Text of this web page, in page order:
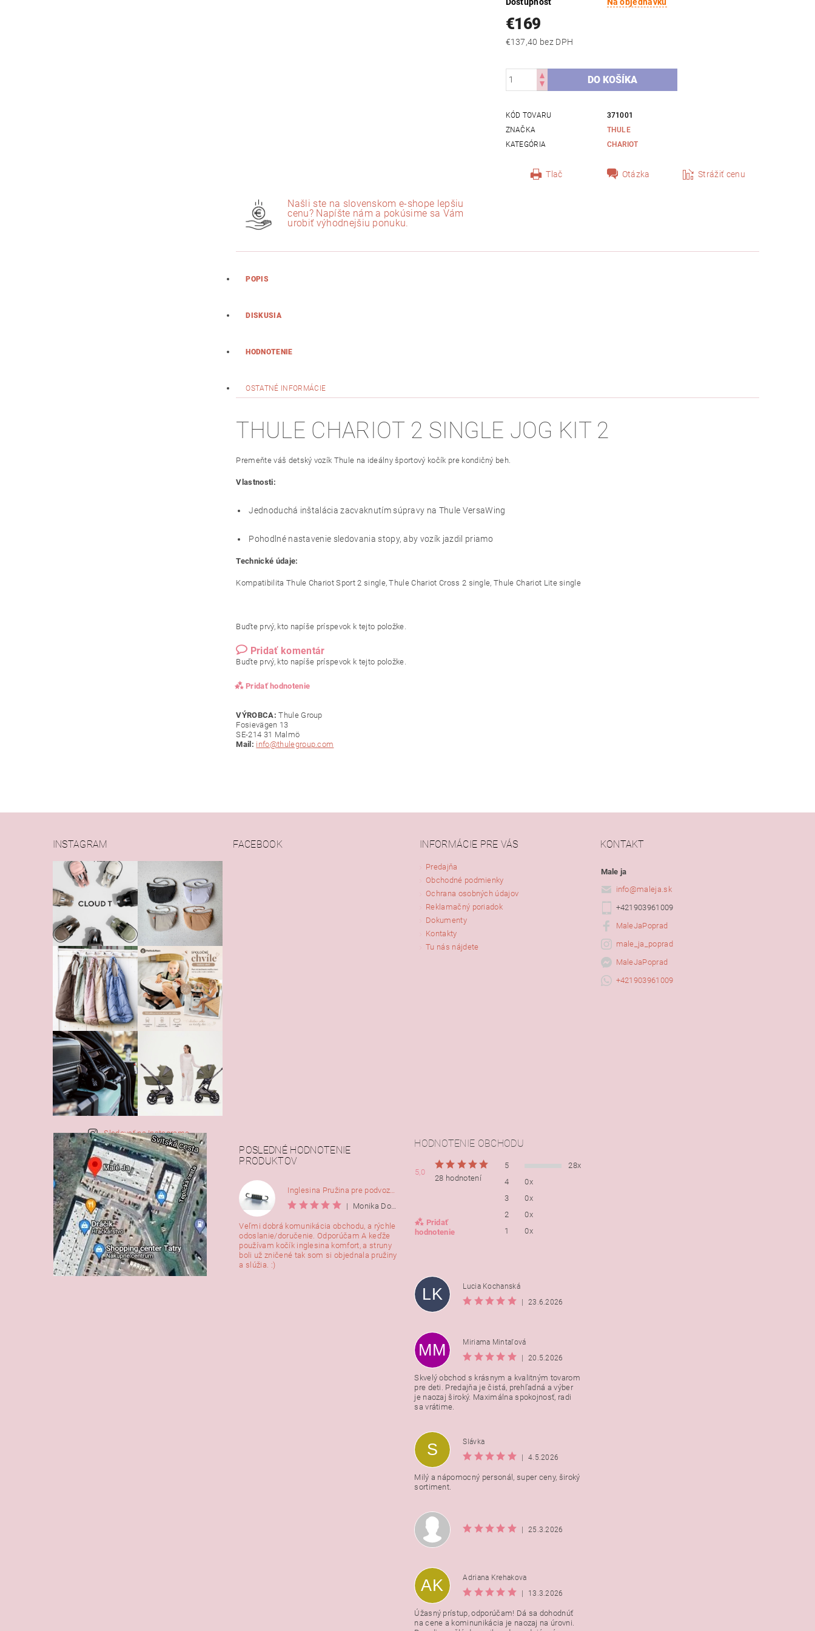
€169
€137,40 bez DPH
KÓD TOVARU
371001
ZNAČKA
THULE
KATEGÓRIA
CHARIOT
Tlač Otázka Strážiť cenu
Našli ste na slovenskom e-shope lepšiu
cenu? Napíšte nám a pokúsime sa Vám
urobiť výhodnejšiu ponuku.
POPIS
DISKUSIA
HODNOTENIE
OSTATNÉ INFORMÁCIE
THULE CHARIOT 2 SINGLE JOG KIT 2
Premeňte váš detský vozík Thule na ideálny športový kočík pre kondičný beh.
Vlastnosti:
Jednoduchá inštalácia zacvaknutím súpravy na Thule VersaWing
Pohodlné nastavenie sledovania stopy, aby vozík jazdil priamo
Technické údaje:
Kompatibilita Thule Chariot Sport 2 single, Thule Chariot Cross 2 single, Thule Chariot Lite single
Buďte prvý, kto napíše príspevok k tejto položke.
Pridať komentár
Buďte prvý, kto napíše príspevok k tejto položke.
Pridať hodnotenie
Vložením hodnotenie súhlasíte s podmienkami ochrany osobných údajov
VÝROBCA: Thule Group
Fosievägen 13
SE-214 31 Malmö
Mail: info@thulegroup.com
INSTAGRAM
Sledovať na Instagrame
FACEBOOK INFORMÁCIE PRE VÁS
Predajňa
Obchodné podmienky
Ochrana osobných údajov
Reklamačný poriadok
Dokumenty
Kontakty
Tu nás nájdete
KONTAKT
Male ja
info@maleja.sk
+421903961009
MaleJaPoprad
male_ja_poprad
MaleJaPoprad
+421903961009
POSLEDNÉ HODNOTENIE
PRODUKTOV
|
Monika Dorušáková
Veľmi dobrá komunikácia obchodu, a rýchle
odoslanie/doručenie. Odporúčam A keďže
používam kočík inglesina komfort, a struny
boli už zničené tak som si objednala pružiny
a slúžia. :)
HODNOTENIE OBCHODU
5,0
28 hodnotení
Pridať
hodnotenie
5
28x
4
0x
3
0x
2
0x
1
0x
Vložením hodnotenie súhlasíte s
podmienkami ochrany osobných
LK
Lucia Kochanská
23.6.2026
MM
Miriama Mintaľová
20.5.2026
Skvelý obchod s krásnym a kvalitným tovarom
pre deti. Predajňa je čistá, prehľadná a výber
je naozaj široký. Maximálna spokojnosť, radi
sa vrátime.
S
Slávka
4.5.2026
Milý a nápomocný personál, super ceny, široký
sortiment.
25.3.2026
AK
Adriana Krehakova
13.3.2026
Úžasný prístup, odporúčam! Dá sa dohodnúť
na cene a kominunikácia je naozaj na úrovni.